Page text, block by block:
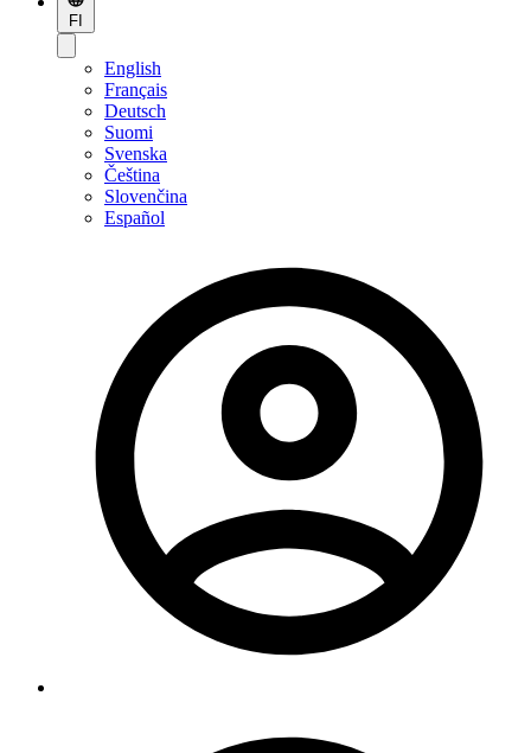
FI
English
Français
Deutsch
Suomi
Svenska
Čeština
Slovenčina
Español